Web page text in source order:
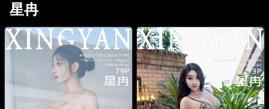
星冉